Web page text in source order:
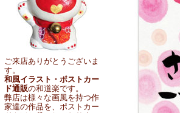
ご来店ありがとうございま
す。
和風イラスト・ポストカー
ド通販の和道楽です。
弊店は様々な画風を持つ作
家達の作品を、ポストカー